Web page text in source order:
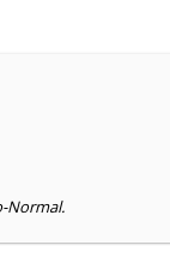
Normal.